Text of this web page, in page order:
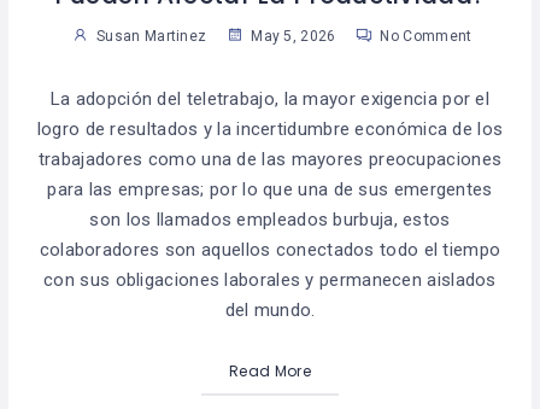
Susan Martinez May 5, 2026 No Comment
La adopción del teletrabajo, la mayor exigencia por el
logro de resultados y la incertidumbre económica de los
trabajadores como una de las mayores preocupaciones
para las empresas; por lo que una de sus emergentes
son los llamados empleados burbuja, estos
colaboradores son aquellos conectados todo el tiempo
con sus obligaciones laborales y permanecen aislados
del mundo.
Read More